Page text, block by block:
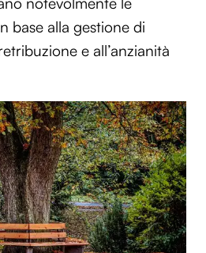
base alla gestione di
e all’anzianità